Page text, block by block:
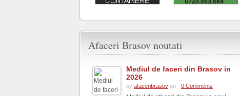
Afaceri Brasov noutati
Mediul de faceri din Brasov in
2026
by afaceribrasov on - 0 Comments